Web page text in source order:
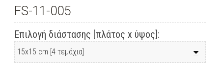
FS-11-005
Επιλογή διάστασης [πλάτος x ύψος]: